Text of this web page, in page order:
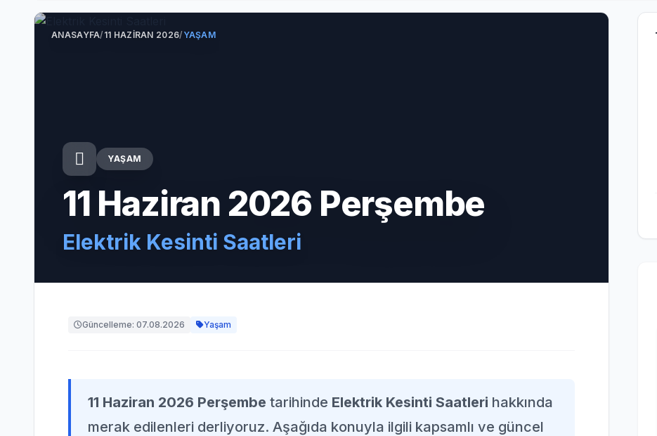
ANASAYFA/11 HAZIRAN 2026/YAŞAM
YAŞAM
11 Haziran 2026 Perşembe
Elektrik Kesinti Saatleri
Güncelleme: 07.08.2026 Yaşam
11 Haziran 2026 Perşembe tarihinde Elektrik Kesinti Saatleri hakkında
merak edilenleri derliyoruz. Aşağıda konuyla ilgili kapsamlı ve güncel